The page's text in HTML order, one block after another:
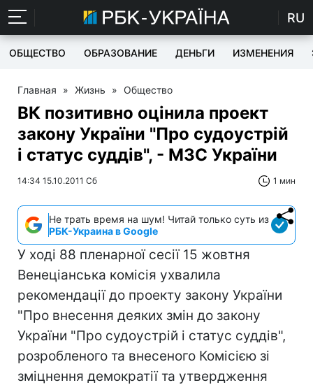
RU
ОБЩЕСТВО ОБРАЗОВАНИЕ ДЕНЬГИ ИЗМЕНЕНИЯ
Главная » Жизнь » Общество
ВК позитивно оцінила проект
закону України "Про судоустрій
і статус суддів", - МЗС України
14:34 15.10.2011 Сб 1 мин
Не трать время на шум! Читай только суть из
РБК-Украина в Google
У ході 88 пленарної сесії 15 жовтня
Венеціанська комісія ухвалила
рекомендації до проекту закону України
"Про внесення деяких змін до закону
України "Про судоустрій і статус суддів",
розробленого та внесеного Комісією зі
зміцнення демократії та утвердження